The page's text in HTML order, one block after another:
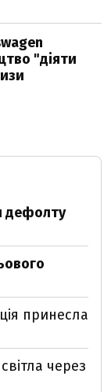
"діяти
дефолту
принесла
через